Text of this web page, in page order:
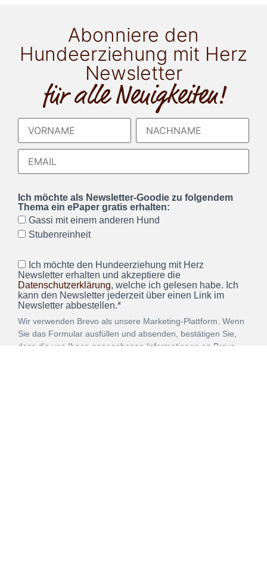
Abonniere den
Hundeerziehung mit Herz
Newsletter
für alle Neuigkeiten!
Ich möchte als Newsletter-Goodie zu folgendem
Thema ein ePaper gratis erhalten:
Gassi mit einem anderen Hund
Stubenreinheit
Ich möchte den Hundeerziehung mit Herz
Newsletter erhalten und akzeptiere die
Datenschutzerklärung, welche ich gelesen habe. Ich
kann den Newsletter jederzeit über einen Link im
Newsletter abbestellen.*
Wir verwenden Brevo als unsere Marketing-Plattform. Wenn
Sie das Formular ausfüllen und absenden, bestätigen Sie,
dass die von Ihnen angegebenen Informationen an Brevo